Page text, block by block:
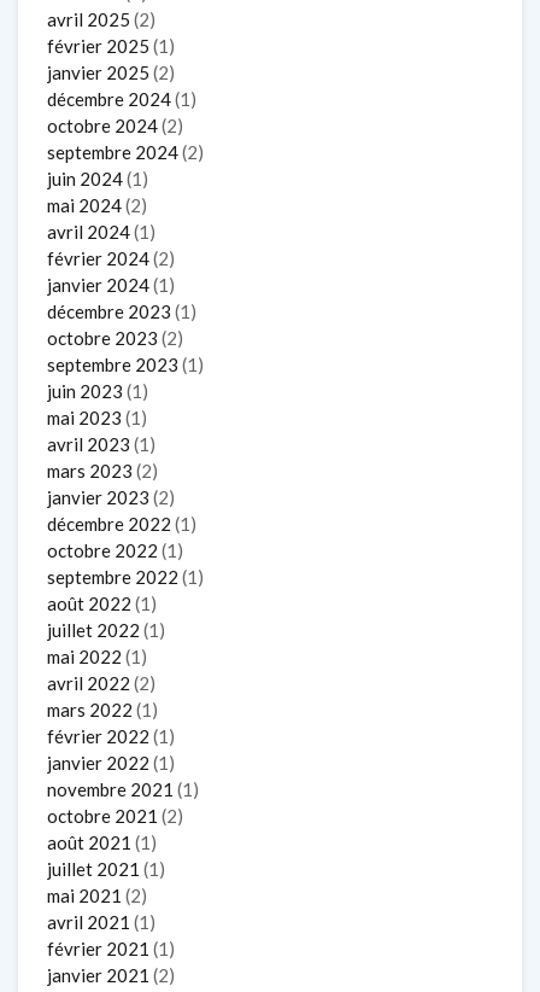
avril 2025 (2)
février 2025 (1)
janvier 2025 (2)
décembre 2024(1)
octobre 2024(2)
septembre 2024(2)
juin 2024(1)
mai 2024(2)
avril 2024(1)
février 2024(2)
janvier 2024(1)
décembre 2023 (1)
octobre 2023 (2)
septembre 2023 (1)
juin 2023 (1)
mai 2023 (1)
avril 2023 (1)
mars 2023 (2)
janvier 2023 (2)
décembre 2022 (1)
octobre 2022 (1)
septembre 2022 (1)
août 2022 (1)
juillet 2022 (1)
mai 2022 (1)
avril 2022 (2)
mars 2022 (1)
février 2022 (1)
janvier 2022 (1)
novembre 2021 (1)
octobre 2021 (2)
août 2021 (1)
juillet 2021 (1)
mai 2021 (2)
avril 2021 (1)
février 2021 (1)
janvier 2021 (2)